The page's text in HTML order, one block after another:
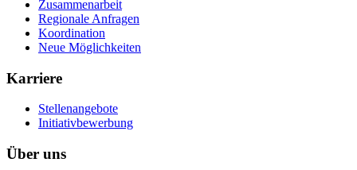
Zusammenarbeit
Regionale Anfragen
Koordination
Neue Möglichkeiten
Karriere
Stellenangebote
Initiativbewerbung
Über uns